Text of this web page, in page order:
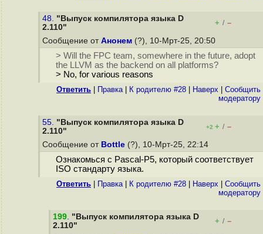
48. "Выпуск компилятора языка D
2.110"
+ / –
Сообщение от Анонем (?), 10-Мрт-25, 20:50
> Will the FPC team, somewhere in the future, adopt
the LLVM as the backend on all platforms?
> No, for various reasons
Ответить Правка| К родителю #28 Наверх
Cообщить
модератору
55. "Выпуск компилятора языка D
2.110"
+2 + / –
Сообщение от Bottle (?), 10-Мрт-25, 22:14
Ознакомься с Pascal-P5, который соответствует
ISO стандарту языка.
Ответить Правка| К родителю #28 Наверх
Cообщить
модератору
199. "Выпуск компилятора языка D
2.110"
+ / –